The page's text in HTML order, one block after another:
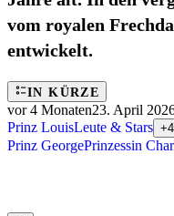
vom royalen
entwickelt.
IN KÜRZE
vor 4 Monaten23. April
Prinz LouisLeute & Stars +4
Prinz GeorgePrinzessin